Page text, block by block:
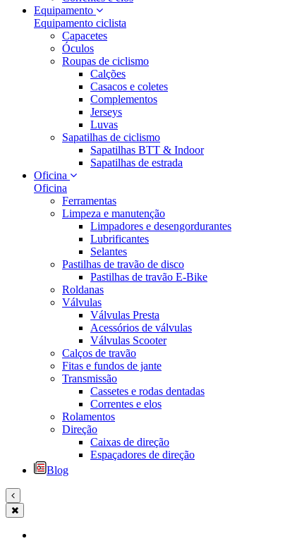
Equipamento
Equipamento ciclista
Capacetes
Óculos
Roupas de ciclismo
Calções
Casacos e coletes
Complementos
Jerseys
Luvas
Sapatilhas de ciclismo
Sapatilhas BTT & Indoor
Sapatilhas de estrada
Oficina
Oficina
Ferramentas
Limpeza e manutenção
Limpadores e desengordurantes
Lubrificantes
Selantes
Pastilhas de travão de disco
Pastilhas de travão E-Bike
Roldanas
Válvulas
Válvulas Presta
Acessórios de válvulas
Válvulas Scooter
Calços de travão
Fitas e fundos de jante
Transmissão
Cassetes e rodas dentadas
Correntes e elos
Rolamentos
Direção
Caixas de direção
Espaçadores de direção
Blog